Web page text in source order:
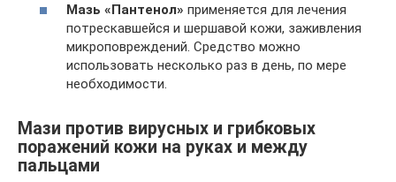
Мазь «Пантенол» применяется для лечения
потрескавшейся и шершавой кожи, заживления
микроповреждений. Средство можно
использовать несколько раз в день, по мере
необходимости.
Мази против вирусных и грибковых
поражений кожи на руках и между
пальцами